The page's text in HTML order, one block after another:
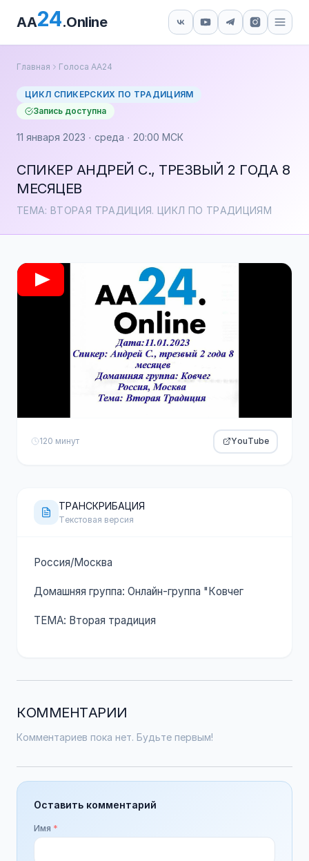
AA24.Online
Главная Голоса АА24
ЦИКЛ СПИКЕРСКИХ ПО ТРАДИЦИЯМ
Запись доступна
11 января 2023 · среда · 20:00 МСК
СПИКЕР АНДРЕЙ С., ТРЕЗВЫЙ 2 ГОДА 8
МЕСЯЦЕВ
ТЕМА: ВТОРАЯ ТРАДИЦИЯ. ЦИКЛ ПО ТРАДИЦИЯМ
120 минут YouTube
ТРАНСКРИБАЦИЯ
Текстовая версия
Россия/Москва
Домашняя группа: Онлайн-группа "Ковчег
ТЕМА: Вторая традиция
КОММЕНТАРИИ
Комментариев пока нет. Будьте первым!
Оставить комментарий
Имя *